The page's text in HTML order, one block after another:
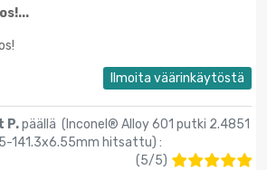
Ilmoita väärinkäytöstä
P.päällä (Inconel® Alloy 601 putki 2.4851
141.3х6.55mm hitsattu) :
(5/5)